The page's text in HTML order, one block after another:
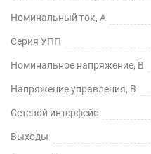
Номинальный ток, А
Серия УПП
Номинальное напряжение, В
Напряжение управления, В
Сетевой интерфейс
Выходы